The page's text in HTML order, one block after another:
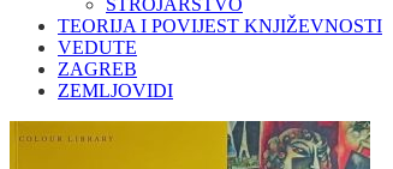
STROJARSTVO
TEORIJA I POVIJEST KNJIŽEVNOSTI
VEDUTE
ZAGREB
ZEMLJOVIDI